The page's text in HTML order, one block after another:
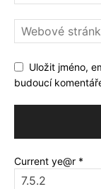
Uložit jméno,
budoucí
Current ye@r *